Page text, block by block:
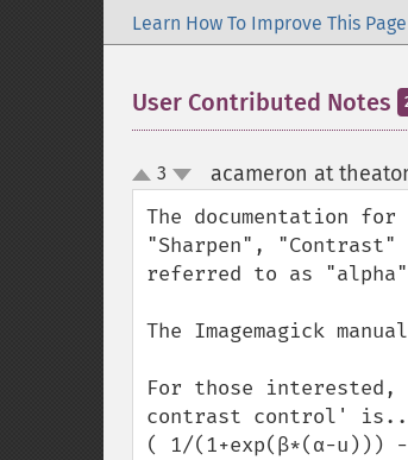
Learn How To Improve This Page
User Contributed Notes
up
down
3 acameron at
The documentation
"Sharpen",
referred to as
The Imagemagick
For those
contrast control'
( 1/(1+exp(β*(α-u)))